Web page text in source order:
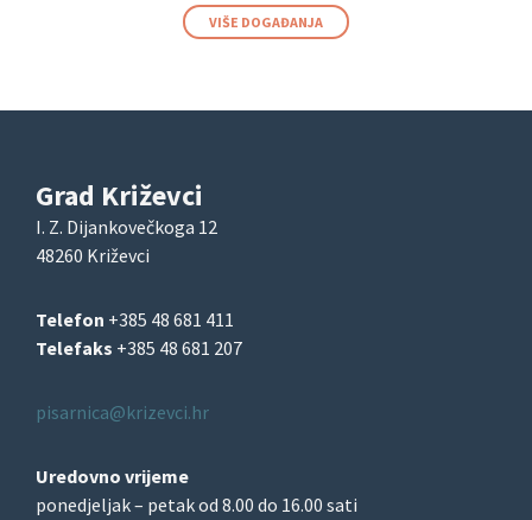
VIŠE DOGAĐANJA
Grad Križevci
I. Z. Dijankovečkoga 12
48260 Križevci
Telefon +385 48 681 411
Telefaks +385 48 681 207
pisarnica@krizevci.hr
Uredovno vrijeme
ponedjeljak – petak od 8.00 do 16.00 sati